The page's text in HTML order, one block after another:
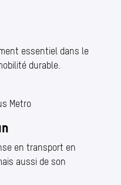
essentiel dans le
durable.
en transport en
aussi de son